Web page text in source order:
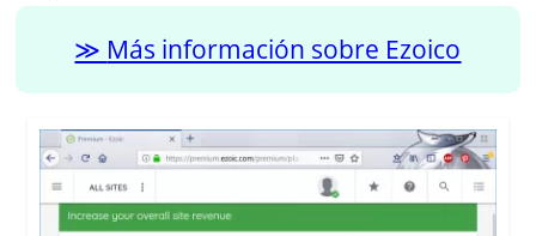
Más información sobre Ezoico